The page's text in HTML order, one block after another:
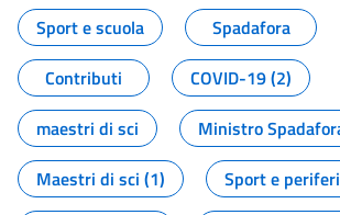
Sport e scuola
Spadafora
Contributi
COVID-19 (2)
maestri di sci
Ministro
Maestri di sci (1)
Sport e